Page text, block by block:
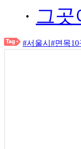
· 그
#서울시 #면목10